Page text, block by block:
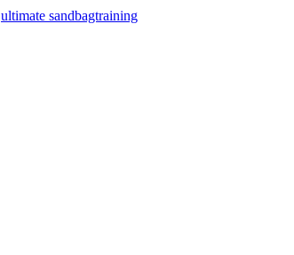
ultimate sandbagtraining